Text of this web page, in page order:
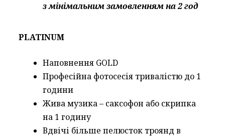
з мінімальним замовленням на 2 год
PLATINUM
Наповнення GOLD
Професійна фотосесія тривалістю до 1
години
Жива музика – саксофон або скрипка
на 1 годину
Вдвічі більше пелюсток троянд в